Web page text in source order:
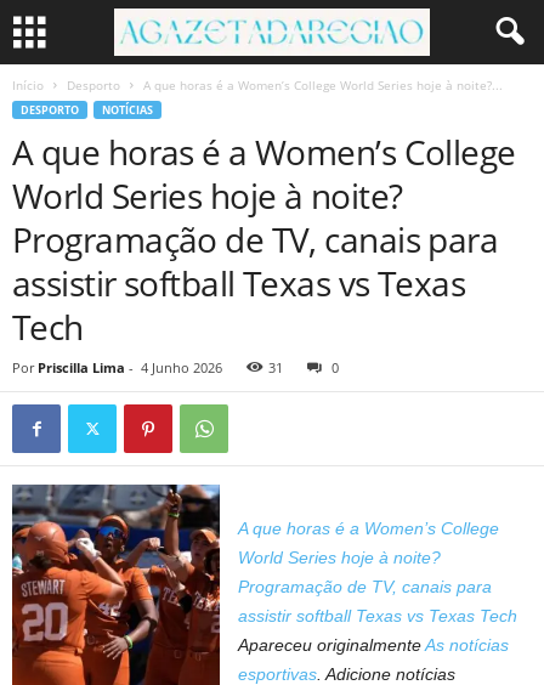
Início Desporto A que horas é a Women’s College World Series hoje à noite?...
DESPORTO NOTÍCIAS
A que horas é a Women’s College
World Series hoje à noite?
Programação de TV, canais para
assistir softball Texas vs Texas
Tech
Por Priscilla Lima - 4 Junho 2026 31 0
A que horas é a Women’s College
World Series hoje à noite?
Programação de TV, canais para
assistir softball Texas vs Texas Tech
Apareceu originalmenteAs notícias
esportivas . Adicione notícias